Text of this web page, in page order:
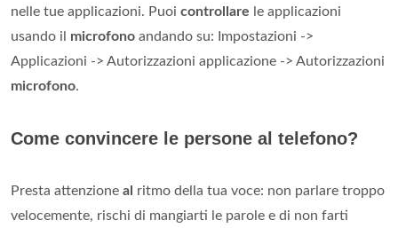
nelle tue applicazioni. Puoi controllare le applicazioni
usando il microfono andando su: Impostazioni ->
Applicazioni -> Autorizzazioni applicazione -> Autorizzazioni
microfono.
Come convincere le persone al telefono?
Presta attenzione al ritmo della tua voce: non parlare troppo
velocemente, rischi di mangiarti le parole e di non farti